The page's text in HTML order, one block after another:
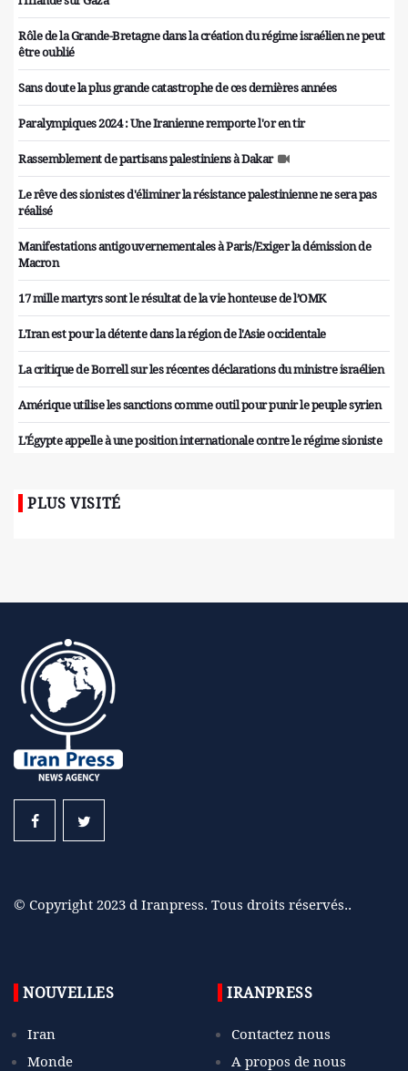
Rôle de la Grande-Bretagne dans la création du régime israélien ne peut
être oublié
Sans doute la plus grande catastrophe de ces dernières années
Paralympiques 2024 : Une Iranienne remporte l'or en tir
Rassemblement de partisans palestiniens à Dakar
Le rêve des sionistes d'éliminer la résistance palestinienne ne sera pas
réalisé
Manifestations antigouvernementales à Paris/Exiger la démission de
Macron
17 mille martyrs sont le résultat de la vie honteuse de l’OMK
L'Iran est pour la détente dans la région de l'Asie occidentale
La critique de Borrell sur les récentes déclarations du ministre israélien
Amérique utilise les sanctions comme outil pour punir le peuple syrien
L'Égypte appelle à une position internationale contre le régime sioniste
PLUS VISITÉ
© Copyright 2023 d Iranpress. Tous droits réservés..
NOUVELLES
Iran
Monde
IRANPRESS
Contactez nous
A propos de nous